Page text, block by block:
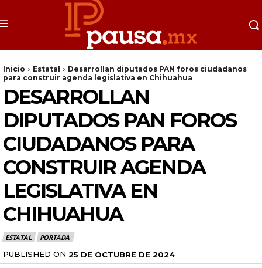
Inicio Estatal
Desarrollan diputados PAN foros ciudadanos
para construir agenda legislativa en Chihuahua
DESARROLLAN
DIPUTADOS PAN FOROS
CIUDADANOS PARA
CONSTRUIR AGENDA
LEGISLATIVA EN
CHIHUAHUA
ESTATAL PORTADA
PUBLISHED ON 25 DE OCTUBRE DE 2024